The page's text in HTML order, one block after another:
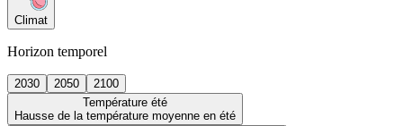
Climat
Horizon temporel
2030 2050
2100
Température été
Hausse de la température moyenne en été